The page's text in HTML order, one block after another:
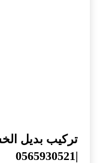
تركيب بديل
|0565930521